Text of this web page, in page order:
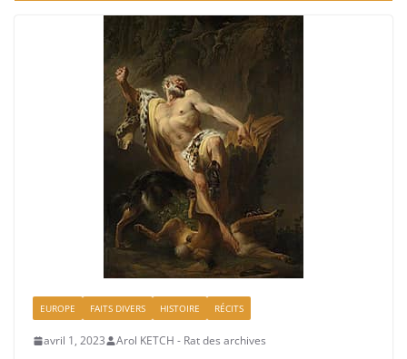
EUROPE FAITS DIVERS HISTOIRE RÉCITS
avril 1, 2023 Arol KETCH - Rat des archives